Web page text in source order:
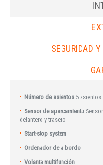
SEGURIDAD
Número de asientos 5 asientos
Sensor de aparcamiento
delantero y trasero
Start-stop system
Ordenador de a bordo
Volante multifunción